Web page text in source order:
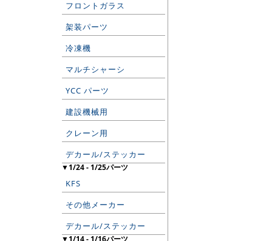
フロントガラス
架装パーツ
冷凍機
マルチシャーシ
YCC パーツ
建設機械用
クレーン用
デカール/ステッカー
▼1/24 - 1/25パーツ
KFS
その他メーカー
デカール/ステッカー
▼1/14 - 1/16パーツ